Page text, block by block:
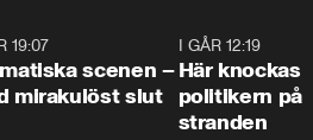
19:07
scenen –
mirakulöst slut
I GÅR 12:19
Här knockas
politikern på
stranden